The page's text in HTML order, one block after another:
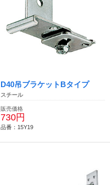
D40吊ブラケットBタイプ
スチール
販売価格
730円
品番：15Y19